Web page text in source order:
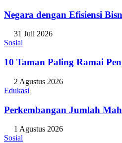
Negara dengan Efisiensi
31 Juli 2026
Sosial
10 Taman Paling Ramai
2 Agustus 2026
Edukasi
Perkembangan Jumlah
1 Agustus 2026
Sosial